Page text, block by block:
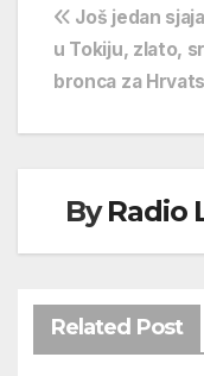
objava
Još jedan
u Tokiju, zlato,
bronca za
ByRadio
Related Post